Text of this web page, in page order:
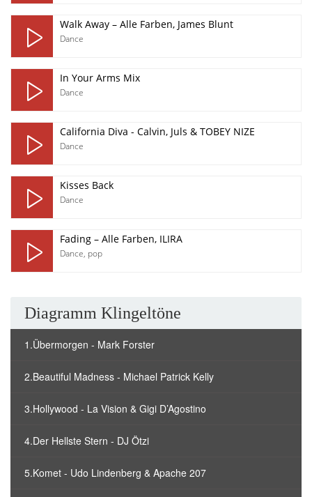
Walk Away – Alle Farben, James Blunt
Dance
In Your Arms Mix
Dance
California Diva - Calvin, Juls & TOBEY NIZE
Dance
Kisses Back
Dance
Fading – Alle Farben, ILIRA
Dance, pop
Diagramm Klingeltöne
1.Übermorgen - Mark Forster
2.Beautiful Madness - Michael Patrick Kelly
3.Hollywood - La Vision & Gigi D’Agostino
4.Der Hellste Stern - DJ Ötzi
5.Komet - Udo Lindenberg & Apache 207